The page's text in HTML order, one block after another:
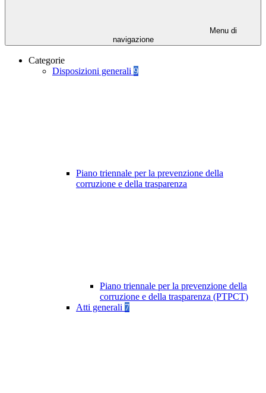
Menu di
navigazione
Categorie
Disposizioni generali 9
Piano triennale per la prevenzione della
corruzione e della trasparenza
Piano triennale per la prevenzione della
corruzione e della trasparenza (PTPCT)
Atti generali 7